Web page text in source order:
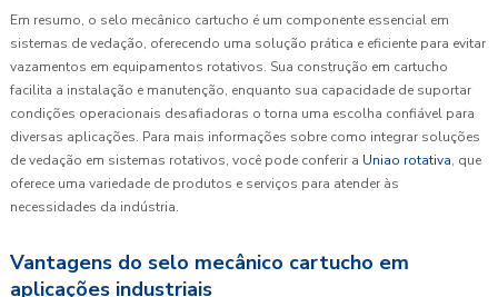
Em resumo, o selo mecânico cartucho é um componente essencial em
sistemas de vedação, oferecendo uma solução prática e eficiente para evitar
vazamentos em equipamentos rotativos. Sua construção em cartucho
facilita a instalação e manutenção, enquanto sua capacidade de suportar
condições operacionais desafiadoras o torna uma escolha confiável para
diversas aplicações. Para mais informações sobre como integrar soluções
de vedação em sistemas rotativos, você pode conferir a Uniao rotativa, que
oferece uma variedade de produtos e serviços para atender às
necessidades da indústria.
Vantagens do selo mecânico cartucho em
aplicações industriais